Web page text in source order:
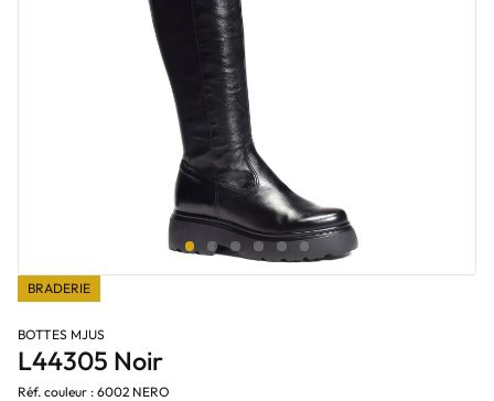
BRADERIE
BOTTES MJUS
L44305 Noir
Réf. couleur : 6002 NERO